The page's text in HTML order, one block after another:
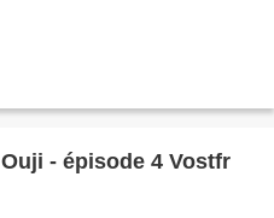
- épisode 4 Vostfr